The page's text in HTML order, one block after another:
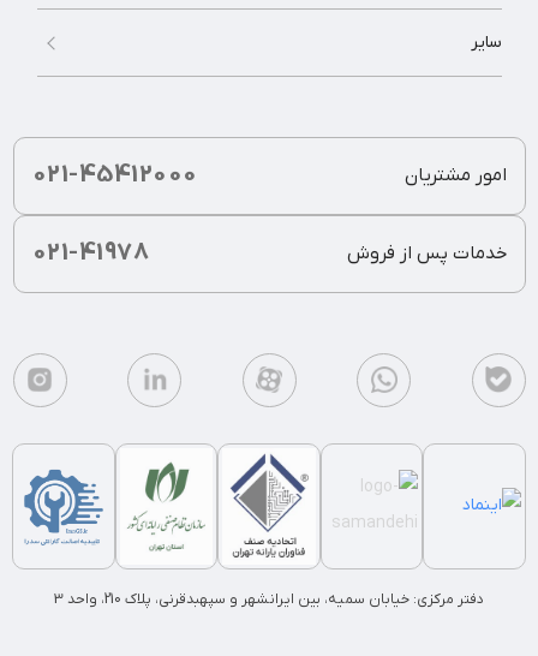
سایر
021-45412000 امور مشتریان
021-41978 خدمات پس از فروش
دفتر مرکزی: خیابان سمیه، بین ایرانشهر و سپهبدقرنی، پلاک 210، واحد 3